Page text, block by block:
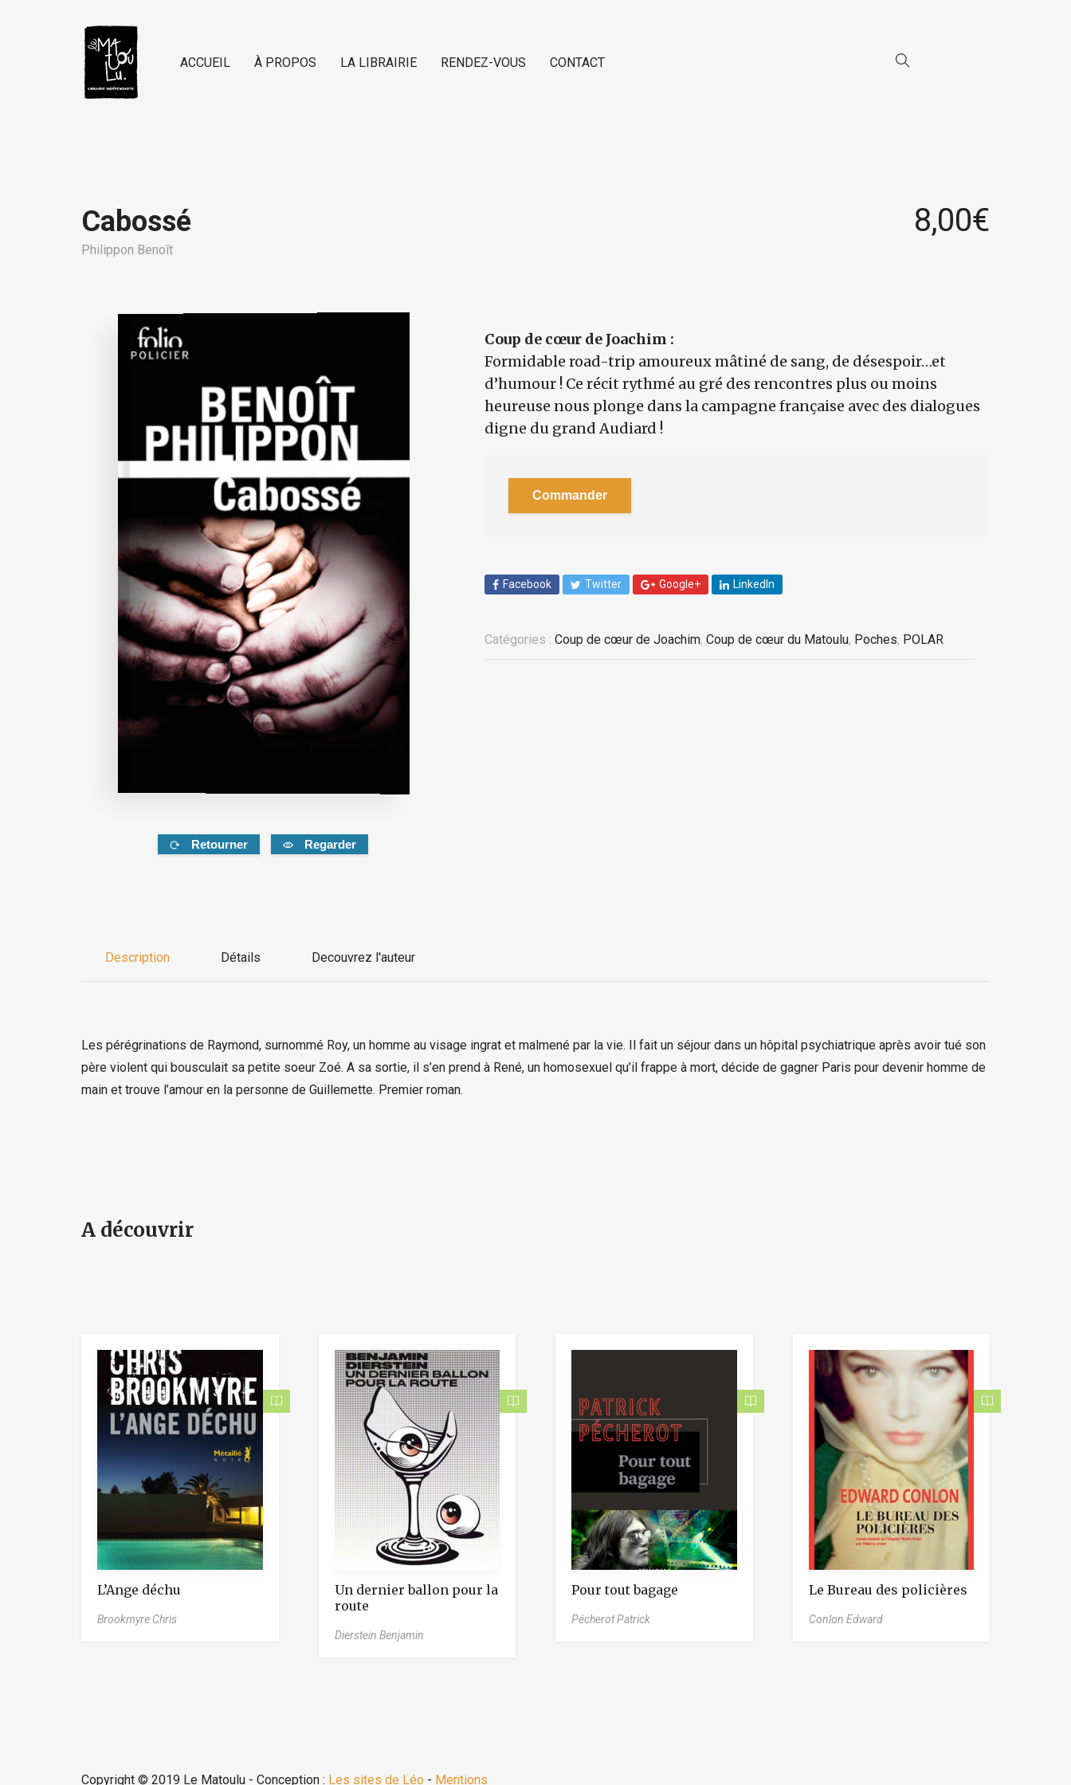
ACCUEIL À PROPOS LA LIBRAIRIE RENDEZ-VOUS CONTACT
Cabossé
Philippon Benoît
8,00€
Retourner Regarder
Coup de cœur de Joachim :
Formidable road-trip amoureux mâtiné de sang, de désespoir…et
d’humour ! Ce récit rythmé au gré des rencontres plus ou moins
heureuse nous plonge dans la campagne française avec des dialogues
digne du grand Audiard !
Commander
Facebook Twitter Google+ LinkedIn
Catégories : Coup de cœur de Joachim, Coup de cœur du Matoulu, Poches, POLAR
Description Détails Decouvrez l'auteur
Les pérégrinations de Raymond, surnommé Roy, un homme au visage ingrat et malmené par la vie. Il fait un séjour dans un hôpital psychiatrique après avoir tué son
père violent qui bousculait sa petite soeur Zoé. A sa sortie, il s’en prend à René, un homosexuel qu’il frappe à mort, décide de gagner Paris pour devenir homme de
main et trouve l’amour en la personne de Guillemette. Premier roman.
A découvrir
L’Ange déchu
Brookmyre Chris
Un dernier ballon pour la
route
Dierstein Benjamin
Pour tout bagage
Pécherot Patrick
Le Bureau des policières
Conlon Edward
Copyright © 2019 Le Matoulu - Conception : Les sites de Léo - Mentions